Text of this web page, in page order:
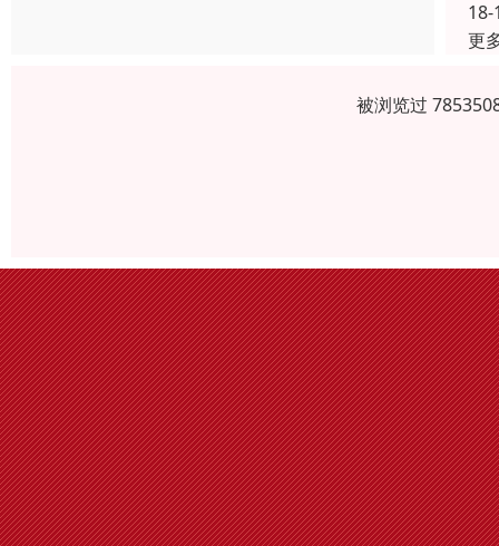
18-
更
被浏览过